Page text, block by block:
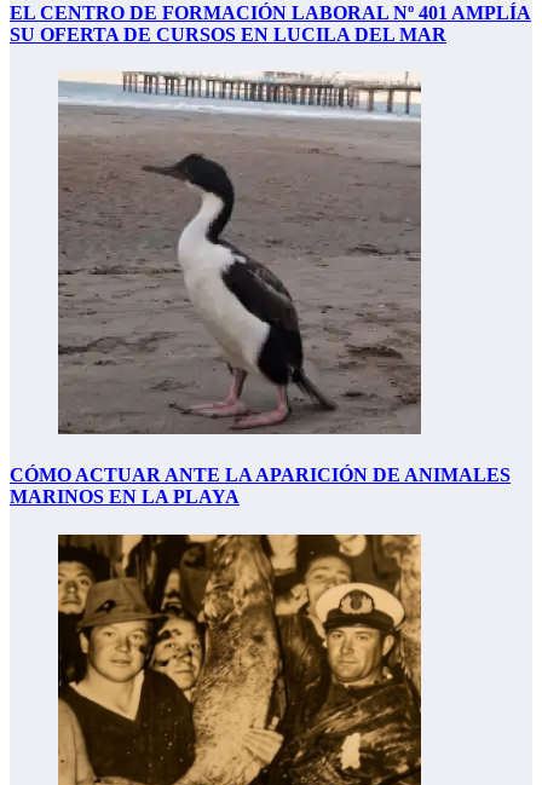
EL CENTRO DE FORMACIÓN LABORAL Nº 401 AMPLÍA
SU OFERTA DE CURSOS EN LUCILA DEL MAR
CÓMO ACTUAR ANTE LA APARICIÓN DE ANIMALES
MARINOS EN LA PLAYA